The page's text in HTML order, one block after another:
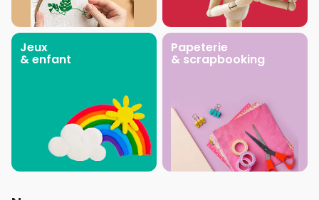
Jeux
& enfant
Papeterie
& scrapbooking